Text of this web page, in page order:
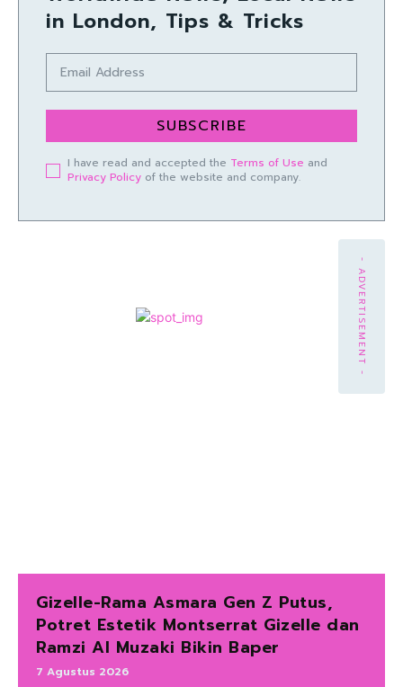
in London, Tips & Tricks
SUBSCRIBE
I have read and accepted the Terms of Use and
Privacy Policy of the website and company.
- ADVERTISEMENT -
Gizelle-Rama Asmara Gen Z Putus,
Potret Estetik Montserrat Gizelle dan
Ramzi Al Muzaki Bikin Baper
7 Agustus 2026